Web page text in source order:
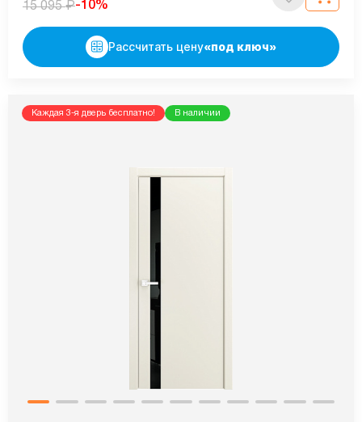
15 095₽-10%
Рассчитать цену«под ключ»
Каждая 3-я дверь бесплатно! В наличии